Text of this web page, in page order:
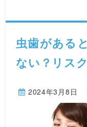
虫歯がある
ない？リス
2024年3月8日